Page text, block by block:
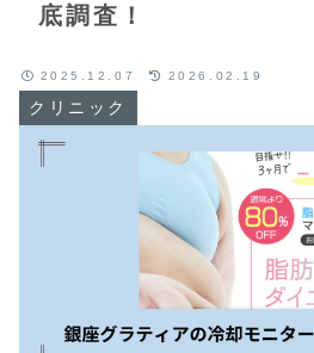
底調査！
クリニック
2025.12.07 2026.02.19